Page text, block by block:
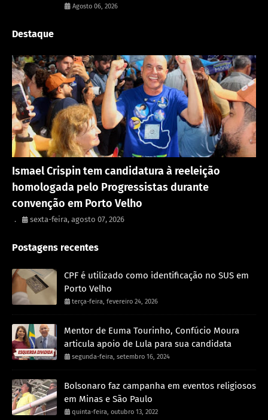
Agosto 06, 2026
Destaque
Ismael Crispin tem candidatura à reeleição
homologada pelo Progressistas durante
convenção em Porto Velho
. sexta-feira, agosto 07, 2026
Postagens recentes
CPF é utilizado como identificação no SUS em
Porto Velho
terça-feira, fevereiro 24, 2026
Mentor de Euma Tourinho, Confúcio Moura
articula apoio de Lula para sua candidata
segunda-feira, setembro 16, 2024
Bolsonaro faz campanha em eventos religiosos
em Minas e São Paulo
quinta-feira, outubro 13, 2022